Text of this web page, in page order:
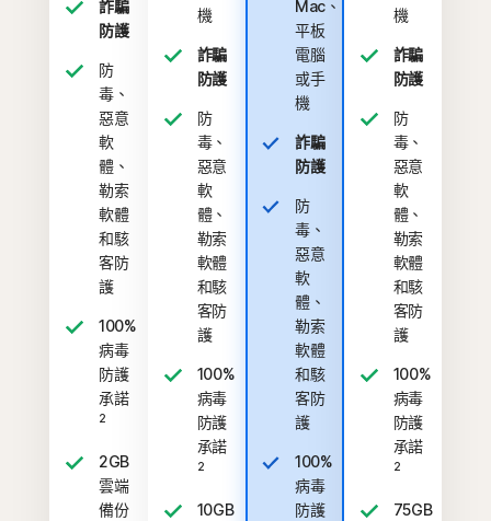
詐騙
防護
防
毒、
惡意
軟
體、
勒索
軟體
和駭
客防
護
100%
病毒
防護
承諾
2
2GB
雲端
備份
機
詐騙
防護
防
毒、
惡意
軟
體、
勒索
軟體
和駭
客防
護
100%
病毒
防護
承諾
2
10GB
Mac、
平板
電腦
或手
機
詐騙
防護
防
毒、
惡意
軟
體、
勒索
軟體
和駭
客防
護
100%
病毒
防護
機
詐騙
防護
防
毒、
惡意
軟
體、
勒索
軟體
和駭
客防
護
100%
病毒
防護
承諾
2
75GB